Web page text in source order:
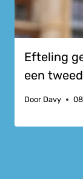
Efteling
een
Door Davy